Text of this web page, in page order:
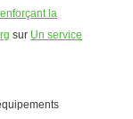
la
sur Un service